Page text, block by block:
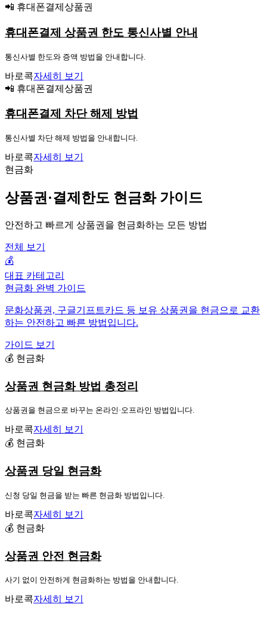
📲 휴대폰결제상품권
휴대폰결제 상품권 한도 통신사별 안내
통신사별 한도와 증액 방법을 안내합니다.
바로콕자세히 보기
📲 휴대폰결제상품권
휴대폰결제 차단 해제 방법
통신사별 차단 해제 방법을 안내합니다.
바로콕자세히 보기
현금화
상품권·결제한도 현금화 가이드
안전하고 빠르게 상품권을 현금화하는 모든 방법
전체 보기
💰
대표 카테고리
현금화 완벽 가이드
문화상품권, 구글기프트카드 등 보유 상품권을 현금으로 교환
하는 안전하고 빠른 방법입니다.
가이드 보기
💰 현금화
상품권 현금화 방법 총정리
상품권을 현금으로 바꾸는 온라인·오프라인 방법입니다.
바로콕자세히 보기
💰 현금화
상품권 당일 현금화
신청 당일 현금을 받는 빠른 현금화 방법입니다.
바로콕자세히 보기
💰 현금화
상품권 안전 현금화
사기 없이 안전하게 현금화하는 방법을 안내합니다.
바로콕자세히 보기